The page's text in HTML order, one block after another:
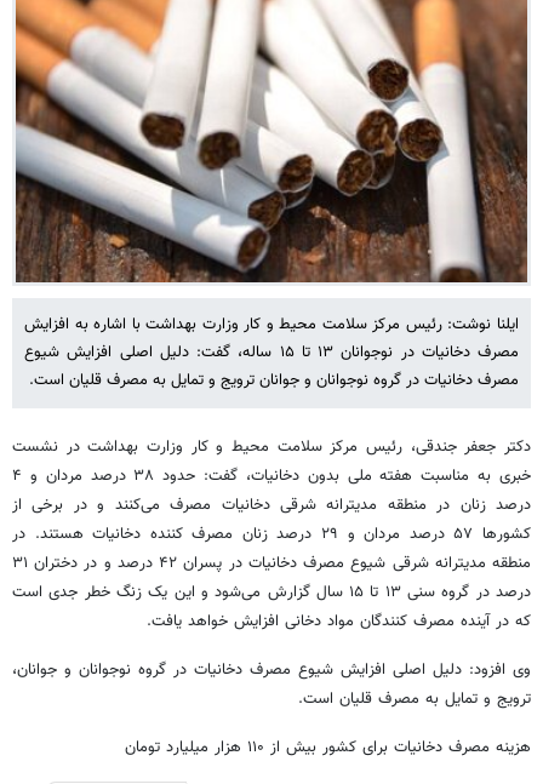
ایلنا نوشت: رئیس مرکز سلامت محیط و کار وزارت بهداشت با اشاره به افزایش
مصرف دخانیات در نوجوانان ۱۳ تا ۱۵ ساله، گفت: دلیل اصلی افزایش شیوع
مصرف دخانیات در گروه نوجوانان و جوانان ترویج و تمایل به مصرف قلیان است.
دکتر جعفر جندقی، رئیس مرکز سلامت محیط و کار وزارت بهداشت در نشست
خبری به مناسبت هفته ملی بدون دخانیات، گفت: حدود ۳۸ درصد مردان و ۴
درصد زنان در منطقه مدیترانه شرقی دخانیات مصرف می‌کنند و در برخی از
کشورها ۵۷ درصد مردان و ۲۹ درصد زنان مصرف کننده دخانیات هستند. در
منطقه مدیترانه شرقی شیوع مصرف دخانیات در پسران ۴۲ درصد و در دختران ۳۱
درصد در گروه سنی ۱۳ تا ۱۵ سال گزارش می‌شود و این یک زنگ خطر جدی است
که در آینده مصرف کنندگان مواد دخانی افزایش خواهد یافت.
وی افزود: دلیل اصلی افزایش شیوع مصرف دخانیات در گروه نوجوانان و جوانان،
ترویج و تمایل به مصرف قلیان است.
هزینه مصرف دخانیات برای کشور بیش از ۱۱۰ هزار میلیارد تومان